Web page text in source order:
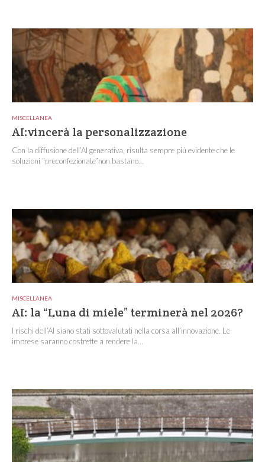
MISCELLANEA
AI:vincerà la personalizzazione
Con la diffusione dell’AI generativa, risulta sempre più evidente che le
soluzioni “preconfezionate”non bastano...
MISCELLANEA
AI: la “Luna di miele” terminerà nel 2026?
I rischi dell’AI siano stati sottovalutati nella corsa all’innovazione. Le
imprese saranno costrette a rendere la...